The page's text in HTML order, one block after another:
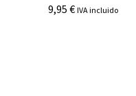
9,95€ IVA incluido